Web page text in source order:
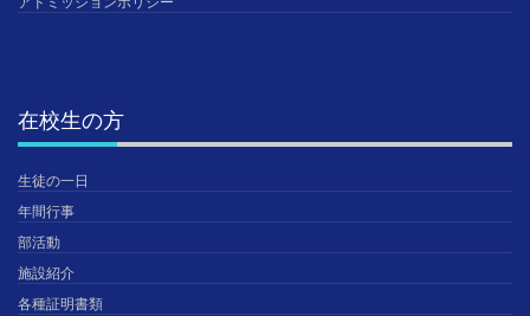
在校生の方
生徒の一日
年間行事
部活動
施設紹介
各種証明書類